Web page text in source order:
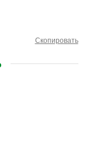
Скопировать